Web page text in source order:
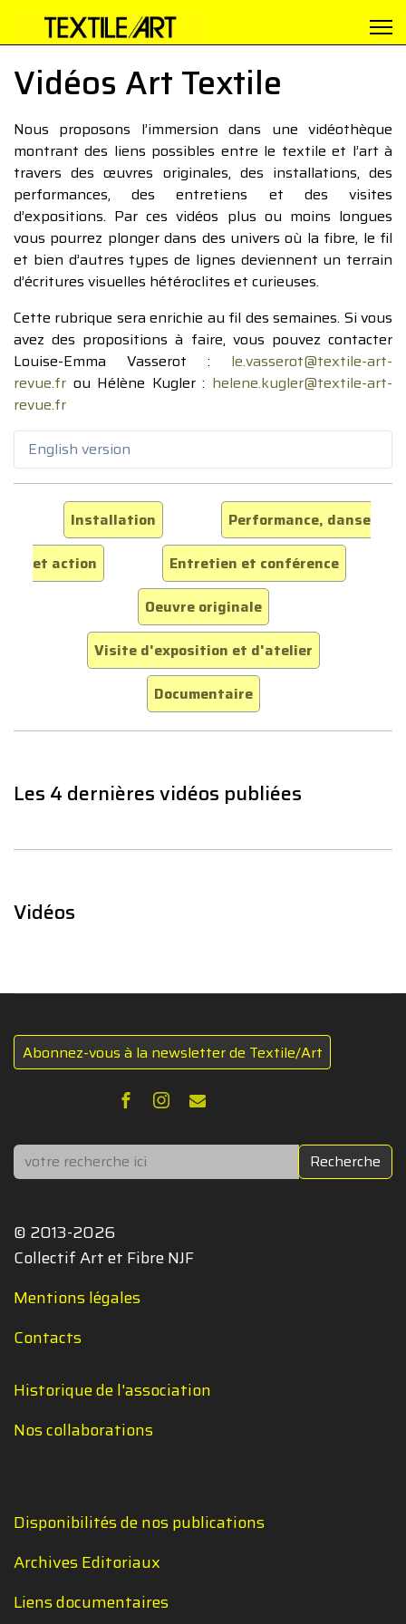
Vidéos Art Textile
Nous proposons l’immersion dans une vidéothèque
montrant des liens possibles entre le textile et l’art à
travers des œuvres originales, des installations, des
performances, des entretiens et des visites
d’expositions. Par ces vidéos plus ou moins longues
vous pourrez plonger dans des univers où la fibre, le fil
et bien d’autres types de lignes deviennent un terrain
d’écritures visuelles hétéroclites et curieuses.
Cette rubrique sera enrichie au fil des semaines. Si vous
avez des propositions à faire, vous pouvez contacter
Louise-Emma Vasserot : le.vasserot@textile-art-
revue.fr ou Hélène Kugler : helene.kugler@textile-art-
revue.fr
English version
Installation
Performance, danse
et action
Entretien et conférence
Oeuvre originale
Visite d'exposition et d'atelier
Documentaire
Les 4 dernières vidéos publiées
Vidéos
Abonnez-vous à la newsletter de Textile/Art
Rechercher Recherche
© 2013-2026
Collectif Art et Fibre NJF
Mentions légales
Contacts
Historique de l'association
Nos collaborations
Disponibilités de nos publications
Archives Editoriaux
Liens documentaires